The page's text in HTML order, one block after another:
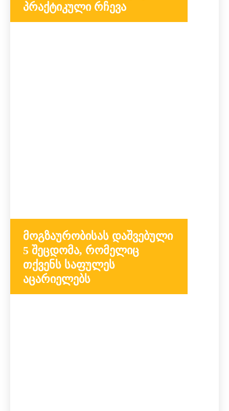
პრაქტიკული რჩევა
მოგზაურობისას დაშვებული
5 შეცდომა, რომელიც
თქვენს საფულეს
აცარიელებს